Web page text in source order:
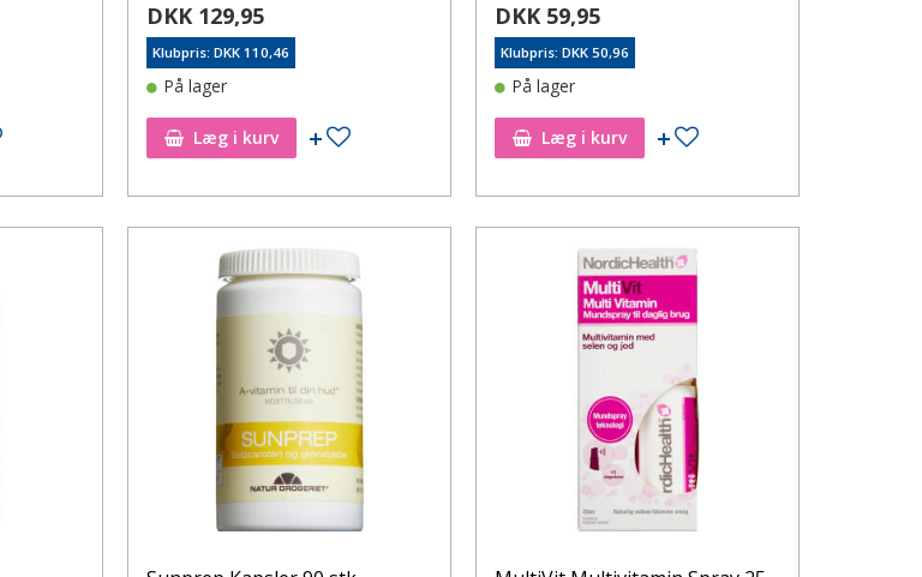
Tilføj til ønskeseddel
DKK 129,95
Klubpris: DKK 110,46
På lager
Læg i kurv Tilføj til ønskeseddel
DKK 59,95
Klubpris: DKK 50,96
På lager
Læg i kurv Tilføj til ønskeseddel